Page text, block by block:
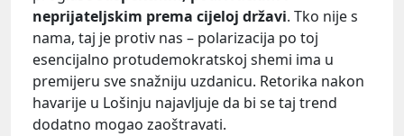
neprijateljskim prema cijeloj državi. Tko nije s
nama, taj je protiv nas – polarizacija po toj
esencijalno protudemokratskoj shemi ima u
premijeru sve snažniju uzdanicu. Retorika nakon
havarije u Lošinju najavljuje da bi se taj trend
dodatno mogao zaoštravati.